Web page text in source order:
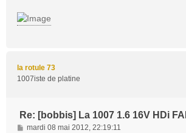
la rotule 73
1007iste de platine
Re: [bobbis] La 1007 1.6 16V HDi
M
mardi 08 mai 2012, 22:19:11